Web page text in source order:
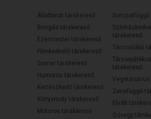
Állatbarát társkereső
Bringás társkereső
Ezermester társkereső
Filmkedvelő társkereső
Gamer társkereső
Humoros társkereső
Kertészkedő társkereső
Könyvmoly társkereső
Motoros társkereső
társkereső
Táncoslábú
társkereső
Zenefüggő
Elvált
Özvegy